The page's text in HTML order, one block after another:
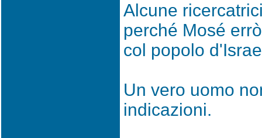
Alcune
perché Mosé
col popolo
Un vero uomo
indicazioni.